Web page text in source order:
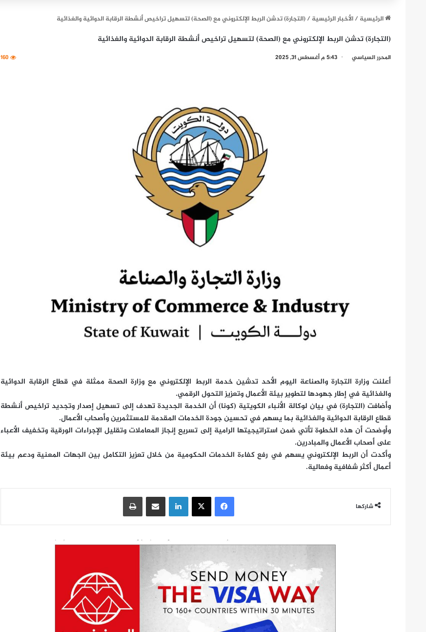
الرئيسية/الأخبار الرئيسية/(التجارة) تدشن الربط الإلكتروني مع (الصحة) لتسهيل تراخيص أنشطة الرقابة الدوائية والغذائية
(التجارة) تدشن الربط الإلكتروني مع (الصحة) لتسهيل تراخيص أنشطة الرقابة الدوائية والغذائية
المحرر السياسي 5:43 م أغسطس 31, 2025 160
أعلنت وزارة التجارة والصناعة اليوم الأحد تدشين خدمة الربط الإلكتروني مع وزارة الصحة ممثلة في قطاع الرقابة الدوائية
والغذائية في إطار جهودها لتطوير بيئة الأعمال وتعزيز التحول الرقمي.
وأضافت (التجارة) في بيان لوكالة الأنباء الكويتية (كونا) أن الخدمة الجديدة تهدف إلى تسهيل إصدار وتجديد تراخيص أنشطة
قطاع الرقابة الدوائية والغذائية بما يسهم في تحسين جودة الخدمات المقدمة للمستثمرين وأصحاب الأعمال.
وأوضحت أن هذه الخطوة تأتي ضمن استراتيجيتها الرامية إلى تسريع إنجاز المعاملات وتقليل الإجراءات الورقية وتخفيف الأعباء
على أصحاب الأعمال والمبادرين.
وأكدت أن الربط الإلكتروني يسهم في رفع كفاءة الخدمات الحكومية من خلال تعزيز التكامل بين الجهات المعنية ودعم بيئة
أعمال أكثر شفافية وفعالية.
شاركها
فيسبوك‫X لينكدإنمشاركة عبر البريد طباعة